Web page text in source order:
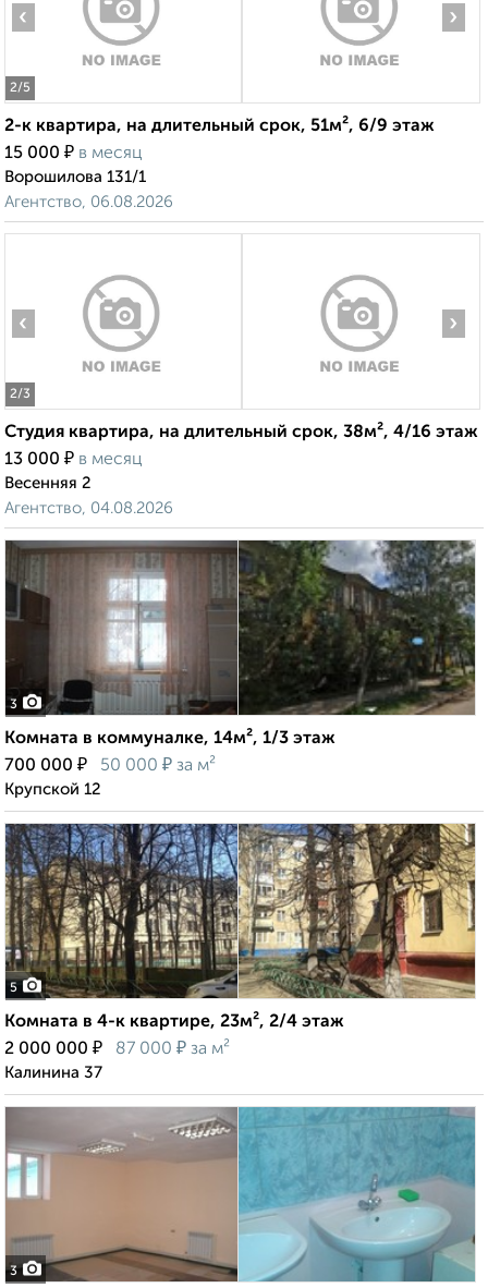
2/5
‹ ›
2-к квартира, на длительный срок, 51м², 6/9 этаж
15 000 ₽ в месяц
Ворошилова 131/1
Агентство, 06.08.2026
2/3
‹ ›
Студия квартира, на длительный срок, 38м², 4/16 этаж
13 000 ₽ в месяц
Весенняя 2
Агентство, 04.08.2026
3
Комната в коммуналке, 14м², 1/3 этаж
700 000 ₽ 50 000 ₽ за м²
Крупской 12
5
Комната в 4-к квартире, 23м², 2/4 этаж
2 000 000 ₽ 87 000 ₽ за м²
Калинина 37
3